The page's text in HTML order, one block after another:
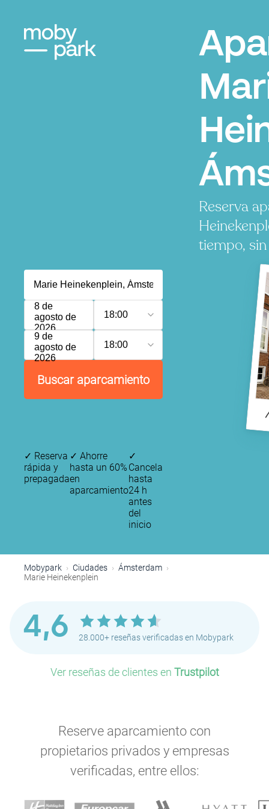
Reserva
tiempo,
8 de
agosto de
2026
18:00
9 de
agosto de
2026
18:00
Buscar aparcamiento
✓ Reserva
rápida y
prepagada
✓ Ahorre
hasta un 60%
en
aparcamiento
✓
Cancela
hasta
24 h
antes
del
inicio
Mobypark Ciudades
Ámsterdam
Marie Heinekenplein
4,6 28.000+ reseñas verificadas en Mobypark
Ver reseñas de clientes en Trustpilot
Reserve aparcamiento con
propietarios privados y empresas
verificadas, entre ellos:
P
P
P
P
P
P P
P